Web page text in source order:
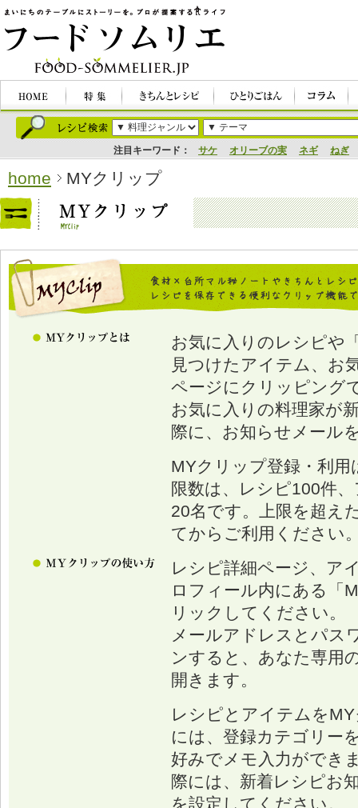
注目キーワード： サケ オリーブの実 ネギ ねぎ
home MYクリップ
お気に入りのレシピや
見つけたアイテム、お
ページにクリッピング
お気に入りの料理家が
際に、お知らせメール
MYクリップ登録・利
限数は、レシピ100件
20名です。上限を超え
てからご利用ください
レシピ詳細ページ、ア
ロフィール内にある「
リックしてください。
メールアドレスとパス
ンすると、あなた専用
開きます。
レシピとアイテムを
には、登録カテゴリー
好みでメモ入力ができ
際には、新着レシピお
を設定してください。